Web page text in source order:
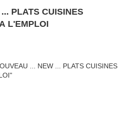
PLATS CUISINES
L'EMPLOI